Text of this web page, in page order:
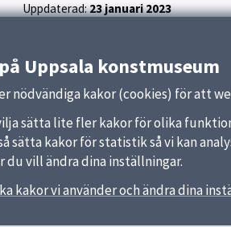
Uppdaterad:23 januari 2023
Uppsala konstmuseum
nödvändiga kakor (cookies) för att
sätta lite fler kakor för olika
sätta kakor för statistik så vi kan
du vill ändra dina inställningar.
kakor vi använder och ändra dina